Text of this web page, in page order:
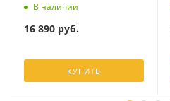
В наличии
16 890руб.
КУПИТЬ